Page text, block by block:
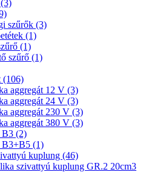
szűrők (3)
(1)
(1)
szűrő (1)
(106)
aggregát 12 V (3)
aggregát 24 V (3)
aggregát 230 V (3)
aggregát 380 V (3)
(2)
(1)
kuplung (46)
szivattyú kuplung GR.2 20cm3